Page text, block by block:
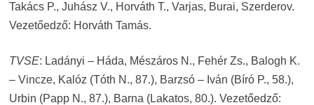
Takács P., Juhász V., Horváth T., Varjas, Burai, Szerderov.
Vezetőedző: Horváth Tamás.
TVSE: Ladányi – Háda, Mészáros N., Fehér Zs., Balogh K.
– Vincze, Kalóz (Tóth N., 87.), Barzsó – Iván (Bíró P., 58.),
Urbin (Papp N., 87.), Barna (Lakatos, 80.). Vezetőedző: